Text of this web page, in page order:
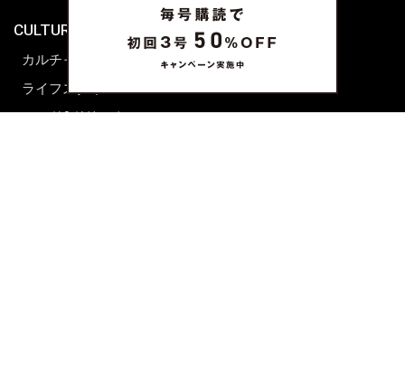
CULTURE & LIFE
カルチャー
ライフスタイル
フード&ドリンク